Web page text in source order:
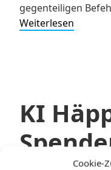
Cookie-
gegenteiligen
Weiterlesen
KI